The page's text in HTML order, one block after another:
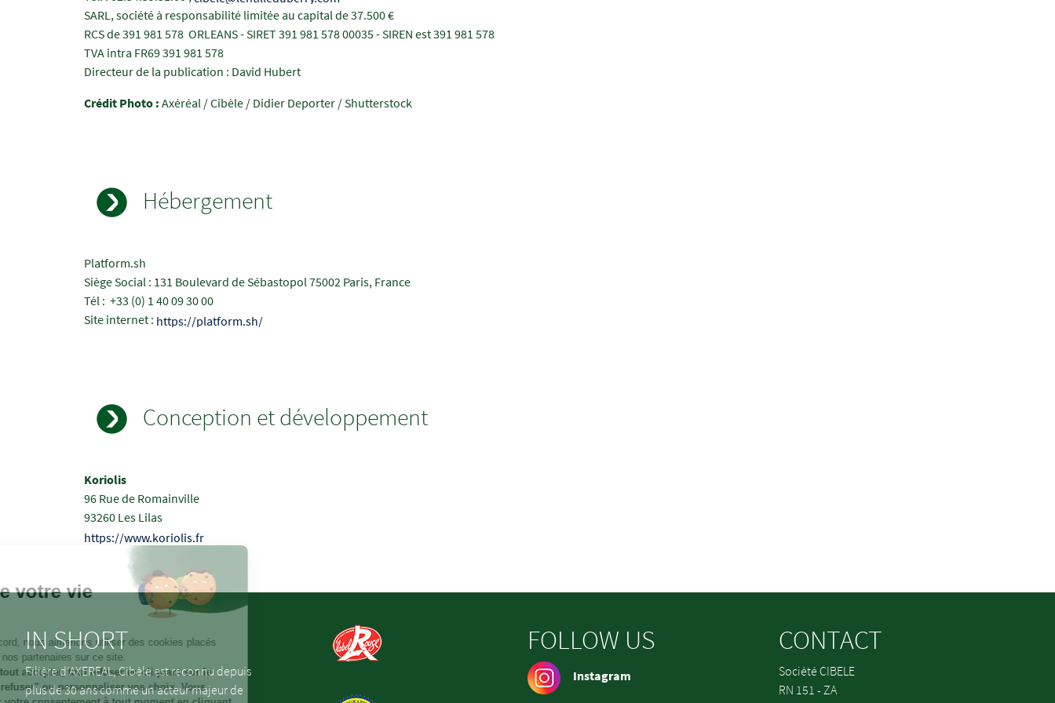
SARL, société à responsabilité limitée au capital de 37.500 €
RCS de 391 981 578 ORLEANS - SIRET 391 981 578 00035 - SIREN est 391 981 578
TVA intra FR69 391 981 578
Directeur de la publication : David Hubert
Crédit Photo : Axéréal / Cibèle / Didier Deporter / Shutterstock
Hébergement
Champs
à
renseigner
Texte
Platform.sh
Siège Social : 131 Boulevard de Sébastopol 75002 Paris, France
Tél : +33 (0) 1 40 09 30 00
Site internet : https://platform.sh/
Conception et développement
Champs
à
renseigner
Texte
Koriolis
96 Rue de Romainville
93260 Les Lilas
https://www.koriolis.fr
IN SHORT
Filière d’AXEREAL, Cibèle est reconnu depuis
plus de 30 ans comme un acteur majeur de
FOLLOW US
Instagram
CONTACT
Société CIBELE
RN 151 - ZA